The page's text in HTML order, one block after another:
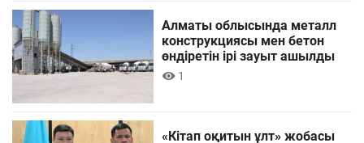
Алматы облысында металл
конструкциясы мен бетон
өндіретін ірі зауыт ашылды
1
«Кітап оқитын ұлт» жобасы